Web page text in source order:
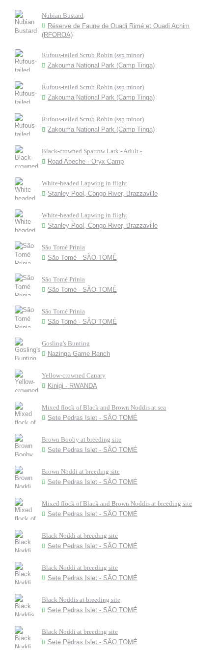
Nubian Bustard
Réserve de Faune de Ouadi Rimé et Ouadi Achim
(RFOROA)
Rufous-tailed Scrub Robin (ssp minor)
Zakouma National Park (Camp Tinga)
Rufous-tailed Scrub Robin (ssp minor)
Zakouma National Park (Camp Tinga)
Rufous-tailed Scrub Robin (ssp minor)
Zakouma National Park (Camp Tinga)
Black-crowned Sparrow Lark - Adult -
Road Abeche - Oryx Camp
White-headed Lapwing in flight
Stanley Pool, Congo River, Brazzaville
White-headed Lapwing in flight
Stanley Pool, Congo River, Brazzaville
São Tomé Prinia
São Tomé - SÃO TOMÉ
São Tomé Prinia
São Tomé - SÃO TOMÉ
São Tomé Prinia
São Tomé - SÃO TOMÉ
Gosling's Bunting
Nazinga Game Ranch
Yellow-crowned Canary
Kinigi - RWANDA
Mixed flock of Black and Brown Noddis at sea
Sete Pedras Islet - SÃO TOMÉ
Brown Booby at breeding site
Sete Pedras Islet - SÃO TOMÉ
Brown Noddi at breeding site
Sete Pedras Islet - SÃO TOMÉ
Mixed flock of Black and Brown Noddis at breeding site
Sete Pedras Islet - SÃO TOMÉ
Black Noddi at breeding site
Sete Pedras Islet - SÃO TOMÉ
Black Noddi at breeding site
Sete Pedras Islet - SÃO TOMÉ
Black Noddis at breeding site
Sete Pedras Islet - SÃO TOMÉ
Black Noddi at breeding site
Sete Pedras Islet - SÃO TOMÉ